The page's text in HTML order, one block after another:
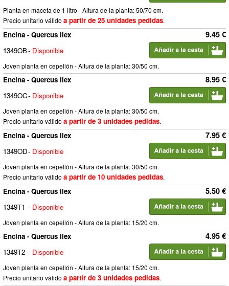
Planta en maceta de 1 litro - Altura de la planta: 50/70 cm.
Precio unitario válido a partir de 25 unidades pedidas.
9.45 €
Encina - Quercus ilex
1349OB- Disponible
Joven planta en cepellón - Altura de la planta: 30/50 cm.
8.95 €
Encina - Quercus ilex
1349OC- Disponible
Joven planta en cepellón - Altura de la planta: 30/50 cm.
Precio unitario válido a partir de 3 unidades pedidas.
7.95 €
Encina - Quercus ilex
1349OD- Disponible
Joven planta en cepellón - Altura de la planta: 30/50 cm.
Precio unitario válido a partir de 10 unidades pedidas.
5.50 €
Encina - Quercus ilex
1349T1 - Disponible
Joven planta en cepellón - Altura de la planta: 15/20 cm.
4.95 €
Encina - Quercus ilex
1349T2 - Disponible
Joven planta en cepellón - Altura de la planta: 15/20 cm.
Precio unitario válido a partir de 3 unidades pedidas.